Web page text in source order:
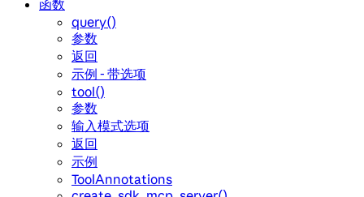
函数
query()
参数
返回
示例 - 带选项
tool()
参数
输入模式选项
返回
示例
ToolAnnotations